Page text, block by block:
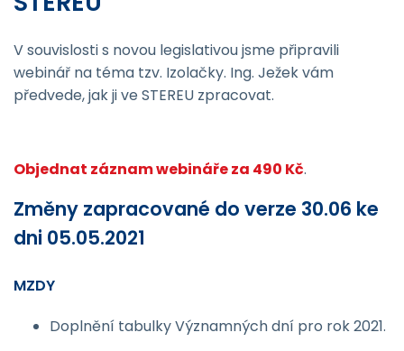
V souvislosti s novou legislativou jsme připravili
webinář na téma tzv. Izolačky. Ing. Ježek vám
předvede, jak ji ve STEREU zpracovat.
Objednat záznam webináře za 490 Kč.
Změny zapracované do verze 30.06 ke
dni 05.05.2021
MZDY
Doplnění tabulky Významných dní pro rok 2021.